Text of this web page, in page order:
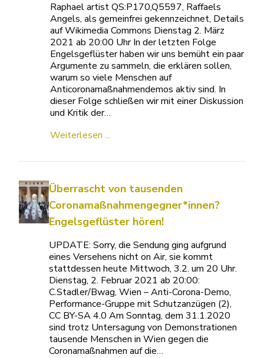
Raphael artist QS:P170,Q5597, Raffaels
Angels, als gemeinfrei gekennzeichnet, Details
auf Wikimedia Commons Dienstag 2. März
2021 ab 20:00 Uhr In der letzten Folge
Engelsgeflüster haben wir uns bemüht ein paar
Argumente zu sammeln, die erklären sollen,
warum so viele Menschen auf
Anticoronamaßnahmendemos aktiv sind. In
dieser Folge schließen wir mit einer Diskussion
und Kritik der…
Weiterlesen ...
Überrascht von tausenden
Coronamaßnahmengegner*innen?
Engelsgeflüster hören!
UPDATE: Sorry, die Sendung ging aufgrund
eines Versehens nicht on Air, sie kommt
stattdessen heute Mittwoch, 3.2. um 20 Uhr.
Dienstag, 2. Februar 2021 ab 20:00:
C.Stadler/Bwag, Wien – Anti-Corona-Demo,
Performance-Gruppe mit Schutzanzügen (2),
CC BY-SA 4.0 Am Sonntag, dem 31.1.2020
sind trotz Untersagung von Demonstrationen
tausende Menschen in Wien gegen die
Coronamaßnahmen auf die…